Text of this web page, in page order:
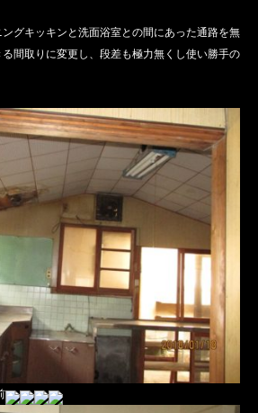
グキッキンと洗面浴室との間にあった通路を無
間取りに変更し、段差も極力無くし使い勝手の